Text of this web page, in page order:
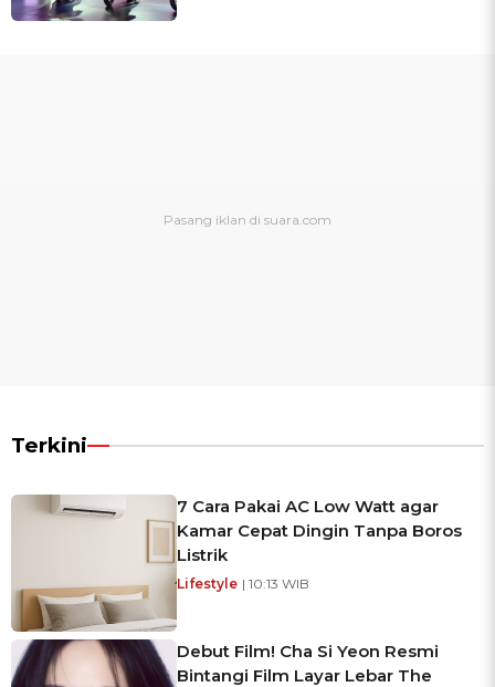
Terkini
7 Cara Pakai AC Low Watt agar
Kamar Cepat Dingin Tanpa Boros
Listrik
Lifestyle | 10:13 WIB
Debut Film! Cha Si Yeon Resmi
Bintangi Film Layar Lebar The